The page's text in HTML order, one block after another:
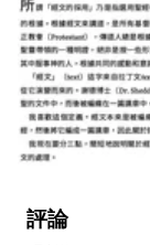
評論